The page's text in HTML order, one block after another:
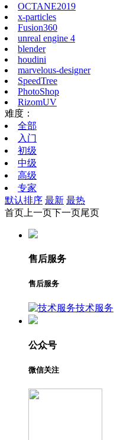
OCTANE2019
x-particles
Fusion360
unreal engine 4
blender
houdini
marvelous-designer
SpeedTree
PhotoShop
RizomUV
难度：
全部
入门
初级
中级
高级
专家
默认排序 最新 最热
首页 上一页下一页尾页
售后服务
售后服务
技术服务
公众号
微信关注